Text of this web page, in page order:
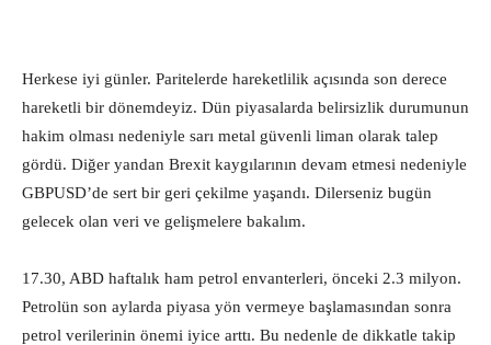
Herkese iyi günler. Paritelerde hareketlilik açısında son derece
hareketli bir dönemdeyiz. Dün piyasalarda belirsizlik durumunun
hakim olması nedeniyle sarı metal güvenli liman olarak talep
gördü. Diğer yandan Brexit kaygılarının devam etmesi nedeniyle
GBPUSD’de sert bir geri çekilme yaşandı. Dilerseniz bugün
gelecek olan veri ve gelişmelere bakalım.
17.30, ABD haftalık ham petrol envanterleri, önceki 2.3 milyon.
Petrolün son aylarda piyasa yön vermeye başlamasından sonra
petrol verilerinin önemi iyice arttı. Bu nedenle de dikkatle takip